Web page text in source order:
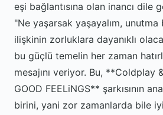
eşi bağlantısına olan inancı dile
"Ne yaşarsak yaşayalım,
ilişkinin zorluklara dayanıklı
bu güçlü temelin her zaman
mesajını veriyor. Bu, **Coldplay
GOOD FEELiNGS** şarkısının
birini, yani zor zamanlarda bile